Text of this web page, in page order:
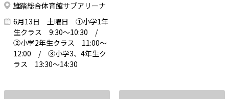
雄踏総合体育館サブアリーナ
6月13日 土曜日 ①小学1年
生クラス 9:30～10:30 /
②小学2年生クラス 11:00～
12:00 / ③小学3、4年生ク
ラス 13:30～14:30